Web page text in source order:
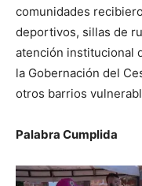
comunidades
deportivos, sillas de
atención institucional
la Gobernación del
otros barrios
Palabra Cumplida